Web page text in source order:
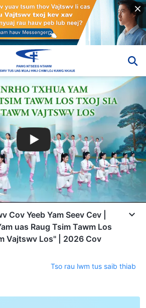
Cov Yeeb Yam Seev Cev |
uas Raug Tsim Tawm Los
Vajtswv Los" | 2026 Cov
Tso rau lwm tus saib thiab